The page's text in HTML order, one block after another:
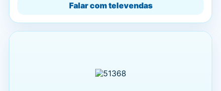
Falar com televendas